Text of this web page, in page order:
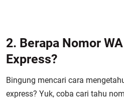
2. Berapa Nomor
Express?
Bingung mencari cara
express? Yuk, coba cari tahu